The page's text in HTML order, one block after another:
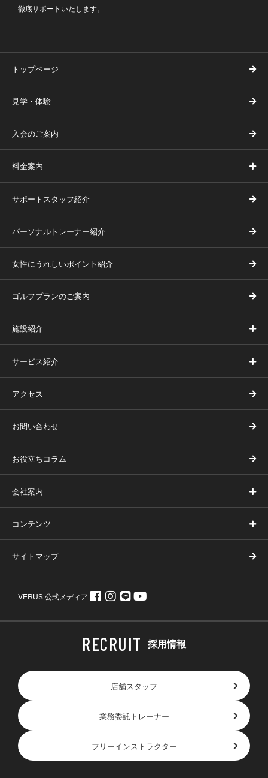
徹底サポートいたします。
トップページ
見学・体験
入会のご案内
料金案内
サポートスタッフ紹介
パーソナルトレーナー紹介
女性にうれしいポイント紹介
ゴルフプランのご案内
施設紹介
サービス紹介
アクセス
お問い合わせ
お役立ちコラム
会社案内
コンテンツ
サイトマップ
VERUS 公式メディア
採用情報
店舗スタッフ
業務委託トレーナー
フリーインストラクター